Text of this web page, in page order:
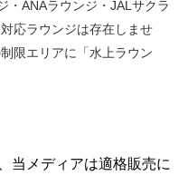
・ANAラウンジ・JALサクラ
応ラウンジは存在しませ
限エリアに「水上ラウン
当メディアは適格販売に